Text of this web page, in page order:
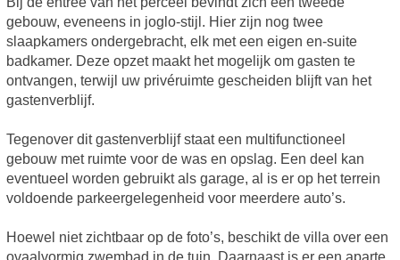
gebouw, eveneens in joglo-stijl. Hier zijn nog twee
slaapkamers ondergebracht, elk met een eigen en-suite
badkamer. Deze opzet maakt het mogelijk om gasten te
ontvangen, terwijl uw privéruimte gescheiden blijft van het
gastenverblijf.
Tegenover dit gastenverblijf staat een multifunctioneel
gebouw met ruimte voor de was en opslag. Een deel kan
eventueel worden gebruikt als garage, al is er op het terrein
voldoende parkeergelegenheid voor meerdere auto’s.
Hoewel niet zichtbaar op de foto’s, beschikt de villa over een